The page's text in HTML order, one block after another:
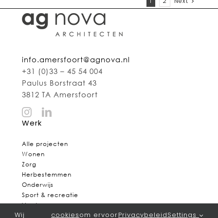
info.amersfoort@agnova.nl
+31 (0)33 – 45 54 004
Paulus Borstraat 43
3812 TA Amersfoort
Werk
Alle projecten
Wonen
Zorg
Herbestemmen
Onderwijs
Sport & recreatie
Verduurzamen
Wij
cookiesom ervoorPrivacybeleidSettings